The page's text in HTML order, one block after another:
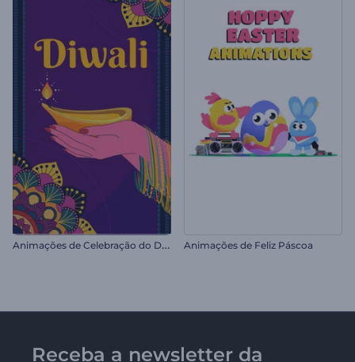
A
nimações de Celebração do Diwali Animações de Feliz Páscoa
Receba a newsletter da